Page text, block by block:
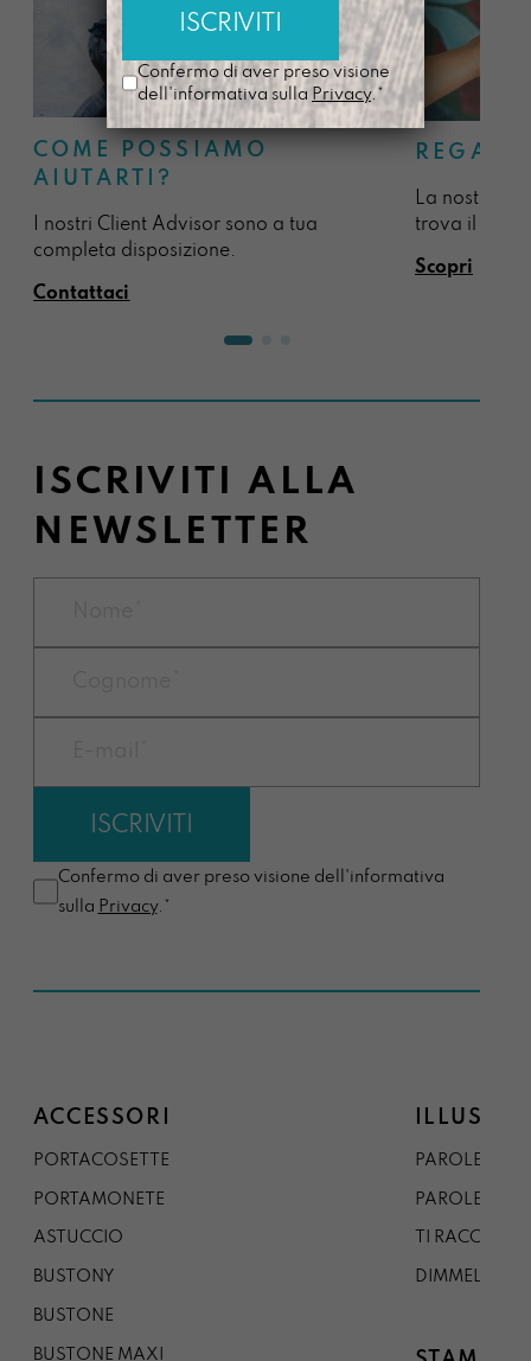
COME POSSIAMO
AIUTARTI?
I nostri Client Advisor sono a tua
completa disposizione.
Contattaci
La nostra
trova il
Scopri
ISCRIVITI ALLA
NEWSLETTER
Confermo di aver preso visione dell'informativa
sulla Privacy.*
ACCESSORI
PORTACOSETTE
PORTAMONETE
ASTUCCIO
BUSTONY
BUSTONE
BUSTONE MAXI
PAROLE DAL
PAROLE DA
TI
DIMMELO
Confermo di aver preso visione
dell'informativa sulla Privacy.*